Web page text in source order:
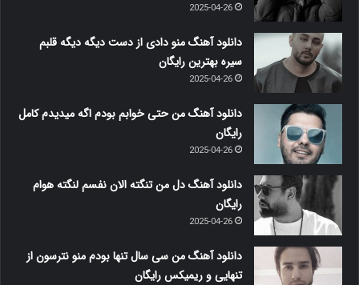
2025-04-26
دانلود آهنگ منو دادی از دست دیگه دیگه قلبم
سیره بهترین رایگان
2025-04-26
دانلود آهنگ من حتی خوابم بودم اگه میدیدم کامل
رایگان
2025-04-26
دانلود آهنگ دل من تنگته الان نفسم لنگته هوام
رایگان
2025-04-26
دانلود آهنگ من سی سال تنها بودم منو نترسون از
تنهایی و ریمیکس رایگان